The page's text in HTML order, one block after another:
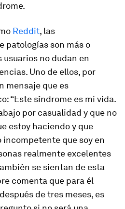
Reddit, las
patologías son más o
usuarios no dudan en
Uno de ellos, por
mensaje que es
“Este síndrome es mi vida.
por casualidad y que no
estoy haciendo y que
incompetente que soy en
realmente excelentes
se sientan de esta
comenta que para él
de tres meses, es